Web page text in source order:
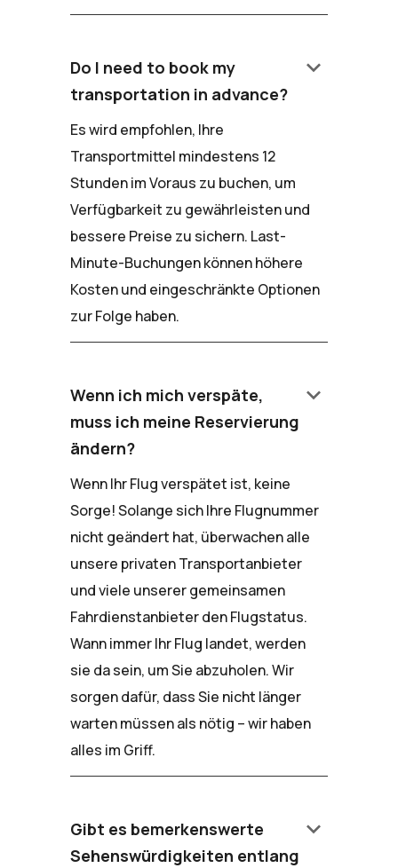
Do I need to book my
transportation in advance?
keyboard_arrow_down
Es wird empfohlen, Ihre
Transportmittel mindestens 12
Stunden im Voraus zu buchen, um
Verfügbarkeit zu gewährleisten und
bessere Preise zu sichern. Last-
Minute-Buchungen können höhere
Kosten und eingeschränkte Optionen
zur Folge haben.
Wenn ich mich verspäte,
muss ich meine Reservierung
ändern?
keyboard_arrow_down
Wenn Ihr Flug verspätet ist, keine
Sorge! Solange sich Ihre Flugnummer
nicht geändert hat, überwachen alle
unsere privaten Transportanbieter
und viele unserer gemeinsamen
Fahrdienstanbieter den Flugstatus.
Wann immer Ihr Flug landet, werden
sie da sein, um Sie abzuholen. Wir
sorgen dafür, dass Sie nicht länger
warten müssen als nötig – wir haben
alles im Griff.
Gibt es bemerkenswerte
Sehenswürdigkeiten entlang
keyboard_arrow_down